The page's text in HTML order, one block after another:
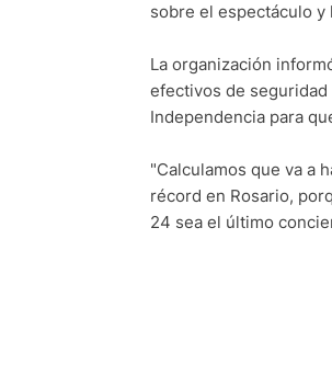
sobre el espectáculo y
La organización
efectivos de
Independencia para
"Calculamos que va a
récord en Rosario,
24 sea el último